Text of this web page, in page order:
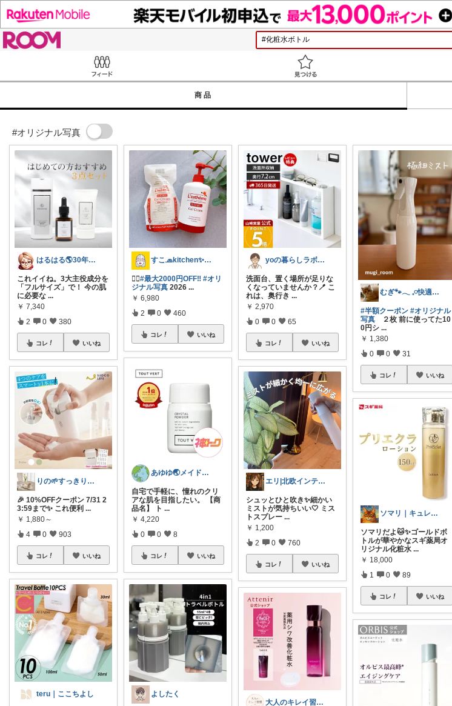
商品
#オリジナル写真
はるはる🌎️30年美容マーケター
これイイね。3大主役成分を
「フルサイズ」で！ 今の肌
に必要な ...
￥ 7,340
2 0 380
コレ いいね
りの🌱すっきり×お気に入りの暮らし
🎉 10%OFFクーポン 7/31 2
3:59まで✨ これ便利 ...
￥ 1,880～
4 0 903
コレ いいね
teru｜ここちよし
すこ🧢kitchen✨interior
❤️‍🔥#最大2000円OFF‼︎ #オリ
ジナル写真 2026 ...
￥ 6,980
2 0 460
コレ いいね
あゆゆ🌏メイドインジャパン応援中
自宅で手軽に、憧れのクリ
アな肌を目指したい。 【商
品名】 ト ...
￥ 4,220
0 0 8
コレ いいね
よしたく
yoの暮らしラボ@暮らし改善
洗面台、置く場所が足りな
くなっていませんか？🪥 こ
れは、奥行き ...
￥ 2,970
0 0 65
コレ いいね
エリ|北欧インテリアと愛用品|朝コレ
シュッとひと吹き✨細かい
ミストが気持ちいい🤍 ミス
トスプレー ...
￥ 1,200
2 0 760
コレ いいね
大人のキレイ習慣ROOM
むぎ🐾‪𓂃 𓈒𓏸快適な寝具紹介
#半額クーポン #オリジナル
写真 ２枚 前に使ってた10
0円シ ...
￥ 1,380
0 0 31
コレ いいね
ソマリ｜キュレルを全部揃えたよ✨見てね！
ソマリだよ🐱✨ゴールドボ
トルが華やかなスギ薬局オ
リジナル化粧水 ...
￥ 18,000
1 0 89
コレ いいね